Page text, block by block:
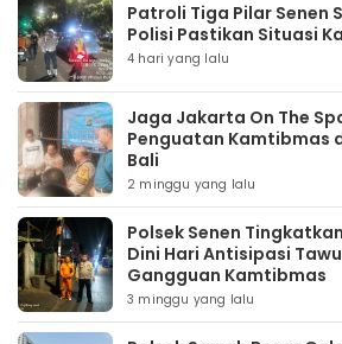
Patroli Tiga Pilar Senen
Polisi Pastikan Situasi
4 hari yang lalu
Jaga Jakarta On The
Penguatan Kamtibmas
Bali
2 minggu yang lalu
Polsek Senen
Dini Hari Antisipasi
Gangguan Kamtibmas
3 minggu yang lalu